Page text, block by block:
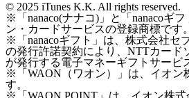
© 2025 iTunes K.K. All rights reserved.
※「nanaco(ナナコ)」と「nanacoギ
ン・カードサービスの登録商標です。
※「nanacoギフト」は、株式会社セ
の発行許諾契約により、NTTカード
が発行する電子マネーギフトサービ
※「WAON（ワオン）」は、イオン
す。